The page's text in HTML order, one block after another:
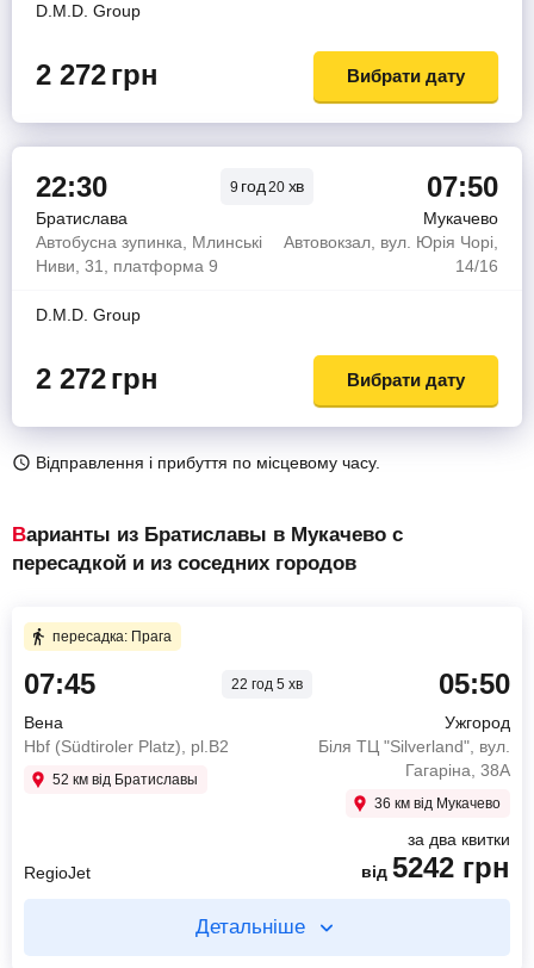
D.M.D. Group
2 272грн Вибрати дату
22:30 9 год20 хв 07:50
Братислава
Мукачево
Автобусна зупинка, Млинські
Ниви, 31, платформа 9
Автовокзал, вул. Юрія Чорі,
14/16
D.M.D. Group
2 272грн Вибрати дату
Відправлення і прибуття по місцевому часу.
Варианты из Братиславы в Мукачево с
пересадкой и из соседних городов
пересадка: Прага
07:45 22 год 5 хв
Вена
Hbf (Südtiroler Platz), pl.B2
52 км від Братиславы
05:50
Ужгород
Біля ТЦ "Silverland", вул.
Гагаріна, 38А
36 км від Мукачево
RegioJet
за два квитки
від 5242 грн
Детальніше